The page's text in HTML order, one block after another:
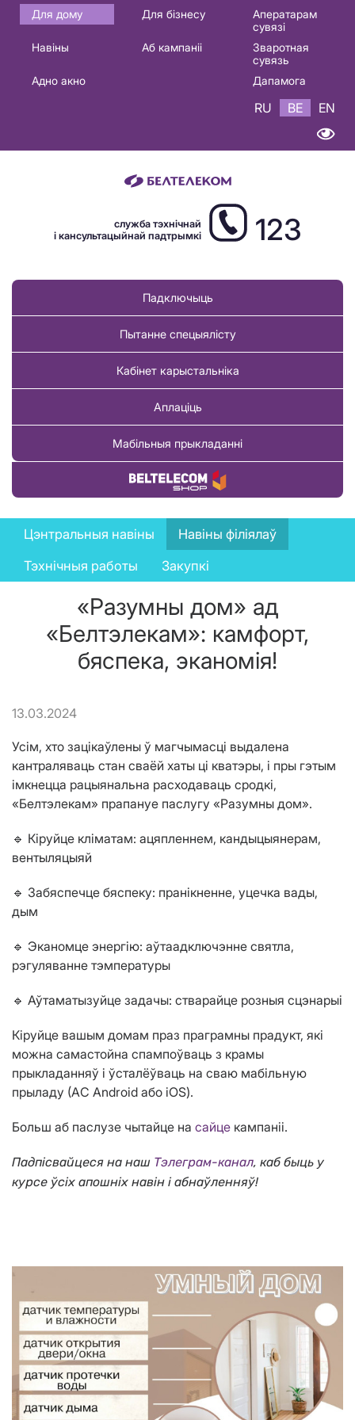
Основная
навигация
Для дому Для бізнесу
Аператарам
сувязі
Навіны
Аб кампаніі
Зваротная
сувязь
Адно акно
Дапамога
RU BE EN
служба тэхнічнай
і кансультацыйнай падтрымкі
123
Падключыць
Пытанне спецыялісту
Кабінет карыстальніка
Аплаціць
Мабільныя прыкладанні
Купіць тавар
News
menu
Цэнтральныя навіны
Навіны філіялаў
Тэхнічныя работы
Закупкі
«Разумны дом» ад
«Белтэлекам»: камфорт,
бяспека, эканомія!
13.03.2024
Усім, хто зацікаўлены ў магчымасці выдалена
кантраляваць стан сваёй хаты ці кватэры, і пры гэтым
імкнецца рацыянальна расходаваць сродкі,
«Белтэлекам» прапануе паслугу «Разумны дом».
🔹 Кіруйце кліматам: ацяпленнем, кандыцыянерам,
вентыляцыяй
🔹 Забяспечце бяспеку: пранікненне, уцечка вады,
дым
🔹 Эканомце энергію: аўтаадключэнне святла,
рэгуляванне тэмпературы
🔹 Аўтаматызуйце задачы: стварайце розныя сцэнарыі
Кіруйце вашым домам праз праграмны прадукт, які
можна самастойна спампоўваць з крамы
прыкладанняў і ўсталёўваць на сваю мабільную
прыладу (АС Android або iOS).
Больш аб паслузе чытайце на сайце кампаніі.
Падпісвайцеся на наш Тэлеграм-канал, каб быць у
курсе ўсіх апошніх навін і абнаўленняў!